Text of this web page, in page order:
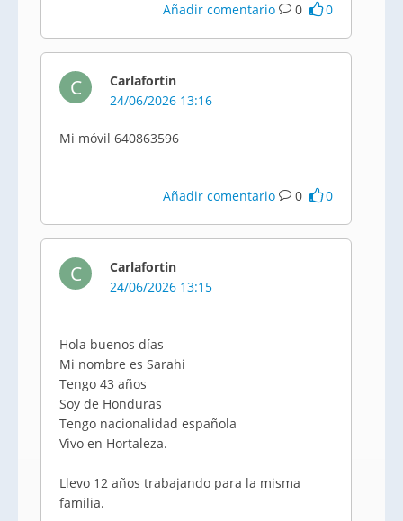
Añadir comentario 0 0
C
Carlafortin
24/06/2026 13:16
Mi móvil 640863596
Añadir comentario 0 0
C
Carlafortin
24/06/2026 13:15
Hola buenos días
Mi nombre es Sarahi
Tengo 43 años
Soy de Honduras
Tengo nacionalidad española
Vivo en Hortaleza.
Llevo 12 años trabajando para la misma
familia.